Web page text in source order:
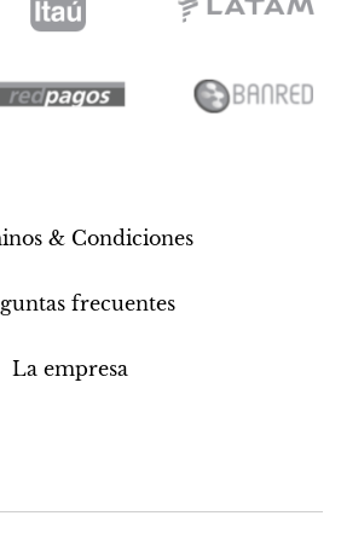
& Condiciones
frecuentes
La empresa